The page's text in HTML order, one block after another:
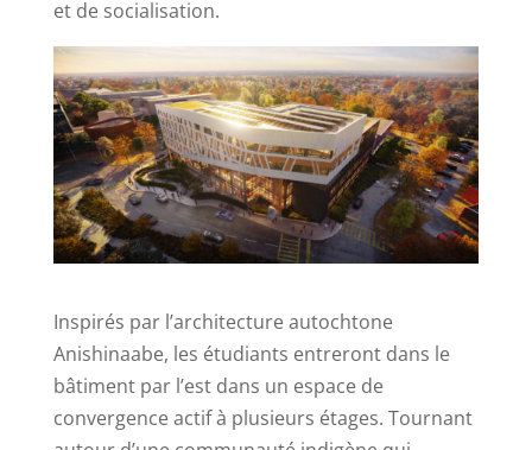
et de socialisation.
Inspirés par l’architecture autochtone
Anishinaabe, les étudiants entreront dans le
bâtiment par l’est dans un espace de
convergence actif à plusieurs étages. Tournant